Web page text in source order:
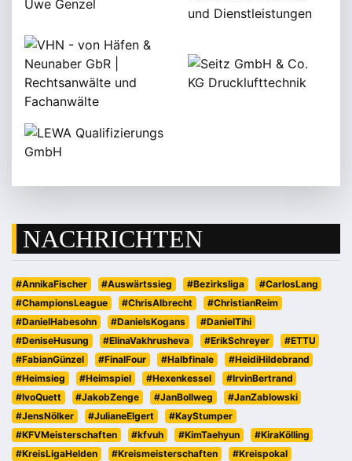
NACHRICHTEN
#AnnikaFischer #Auswärtssieg #Bezirksliga
#CarlosLang
#ChampionsLeague
#ChrisAlbrecht
#ChristianReim
#DanielHabesohn
#DanielsKogans
#DanielTihi
#DeniseHusung
#ElinaVakhrusheva #ErikSchreyer
#ETTU
#FabianGünzel
#FinalFour #Halbfinale
#HeidiHildebrand
#Heimsieg
#Heimspiel #Hexenkessel
#IrvinBertrand
#IvoQuett
#JakobZenge #JanBollweg
#JanZablowski
#JensNölker
#JulianeElgert
#KayStumper
#KFVMeisterschaften
#kfvuh #KimTaehyun
#KiraKölling
#KreisLigaHelden
#Kreismeisterschaften
#Kreispokal